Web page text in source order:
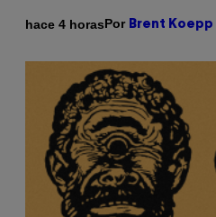
hace 4 horasPor Brent Koepp